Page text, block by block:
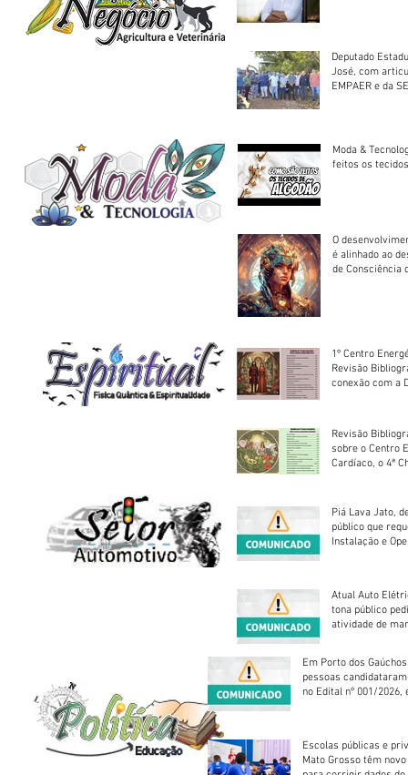
Deputado
José, com
EMPAER e da
Moda &
feitos os
O
é alinhado ao
de Consciência
1º Centro
Revisão
conexão com a
Revisão
sobre o Centro
Cardíaco, o 4ª
Piá Lava Jato,
público que
Instalação e
Atual Auto
tona público
atividade de
Em Porto dos
pessoas
no Edital nº 001/2026,
Escolas públicas e
Mato Grosso têm